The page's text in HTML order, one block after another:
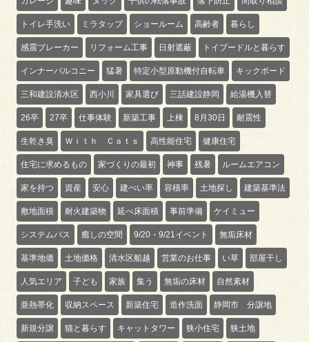
トイレ手洗い ミラタップ ショールーム 高齢者 暮らし
感震ブレーカー リフォーム工事 日射遮蔽 トイプードルと暮らす
インナーバルコニー 猛暑 特定小型原動機付自転車 キックボード
三和建設清水区 西小川 家具選び 三話建設静岡 給湯機入替
26卒 27卒 仕事体験 新築工事 上棟 8月30日 耐震性
生乾き臭 Ｗｉｔｈ Ｃａｔｓ 高性能住宅 健康住宅
住宅に求めるもの 家づくりの最初 神事 残暑 ルームエアコン
家を持つ 資産 安心 建ぺい率 容積率 土地探し 建築基準法
敷地面積 耐火建築物 延べ床面積 事前準備 ケイミュー
システムバス 癒しの空間 9/20・9/21イベント 無垢床材
基準地価 土地価格 清水区船越 営業のお仕事 い草 部屋干し
人気エリア 子ども 家族 集う 無垢の床材 自然素材
亜熱帯化 収納スペース 新築住宅 造作洗面 静岡市 分譲地
新規分譲 猫と暮らす キャットタワー 狭小住宅 狭土地